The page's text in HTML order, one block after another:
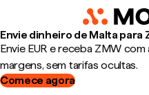
Envie dinheiro de Malta
Envie EUR e receba ZMW
margens, sem tarifas ocultas.
Comece agora